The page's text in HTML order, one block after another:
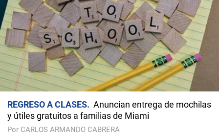
REGRESO A CLASES
Anuncian entrega de mochilas
y útiles gratuitos a familias de Miami
Por CARLOS ARMANDO CABRERA